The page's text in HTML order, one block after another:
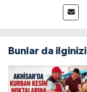
Bunlar da